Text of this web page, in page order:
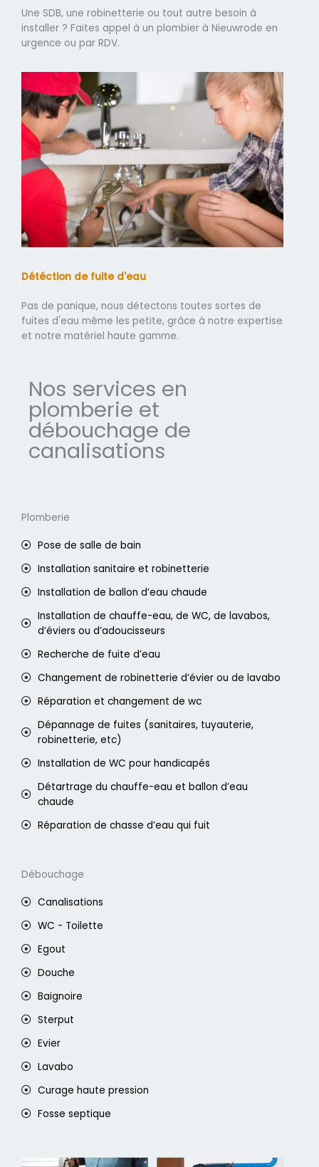
Une SDB, une robinetterie ou tout autre besoin à
installer ? Faites appel à un plombier à Nieuwrode en
urgence ou par RDV.
Détéction de fuite d'eau
Pas de panique, nous détectons toutes sortes de
fuites d'eau même les petite, grâce à notre expertise
et notre matériel haute gamme.
Nos services en
plomberie et
débouchage de
canalisations
Plomberie
Pose de salle de bain
Installation sanitaire et robinetterie
Installation de ballon d’eau chaude
Installation de chauffe-eau, de WC, de lavabos,
d’éviers ou d’adoucisseurs
Recherche de fuite d’eau
Changement de robinetterie d’évier ou de lavabo
Réparation et changement de wc
Dépannage de fuites (sanitaires, tuyauterie,
robinetterie, etc)
Installation de WC pour handicapés
Détartrage du chauffe-eau et ballon d’eau
chaude
Réparation de chasse d’eau qui fuit
Débouchage
Canalisations
WC - Toilette
Egout
Douche
Baignoire
Sterput
Evier
Lavabo
Curage haute pression
Fosse septique